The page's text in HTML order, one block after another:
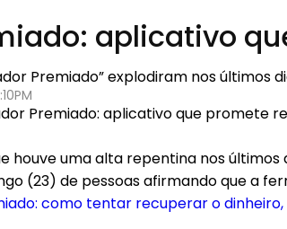
aplicativo
Premiado” explodiram nos últimos
houve uma alta repentina nos últimos
(23) de pessoas afirmando que a
como tentar recuperar o